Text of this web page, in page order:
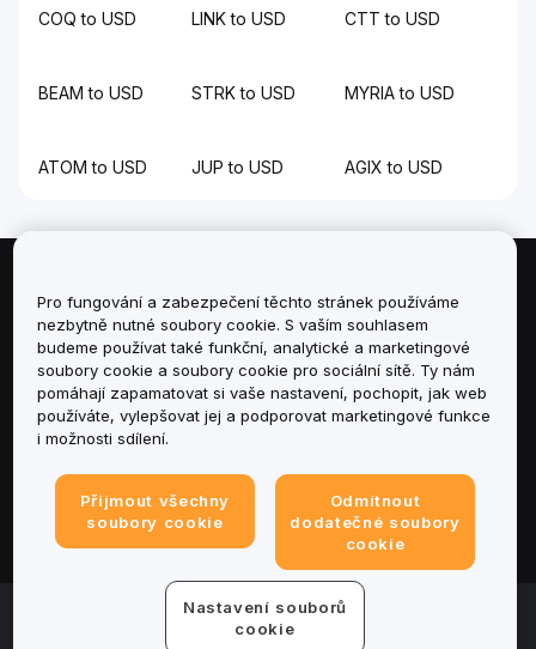
COQ to USD LINK to USD CTT to USD
BEAM to USD STRK to USD MYRIA to USD
ATOM to USD JUP to USD AGIX to USD
Informace
Služby
podpora
Právní informace
© 2025-2026 Bybit.eu. All rights reserved.
Pro fungování a zabezpečení těchto stránek používáme
nezbytně nutné soubory cookie. S vaším souhlasem
budeme používat také funkční, analytické a marketingové
soubory cookie a soubory cookie pro sociální sítě. Ty nám
pomáhají zapamatovat si vaše nastavení, pochopit, jak web
používáte, vylepšovat jej a podporovat marketingové funkce
i možnosti sdílení.
Přijmout všechny
soubory cookie
Odmítnout
dodatečné soubory
cookie
Nastavení souborů
cookie